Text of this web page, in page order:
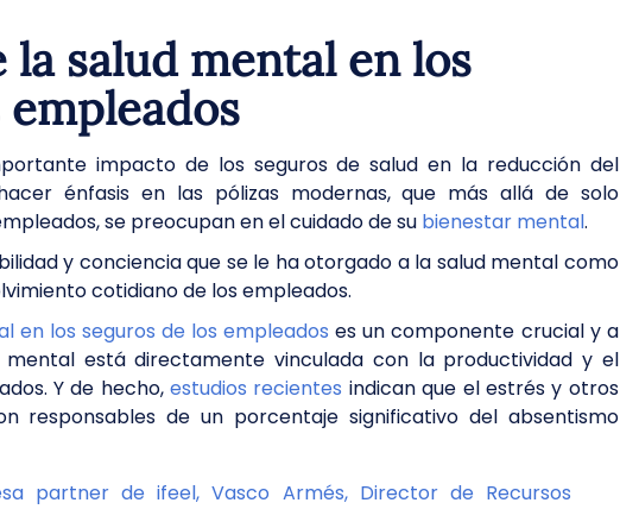
salud mental en los
impacto de los seguros de salud en la reducción del
énfasis en las pólizas modernas, que más allá de solo
se preocupan en el cuidado de su bienestar mental.
y conciencia que se le ha otorgado a la salud mental como
cotidiano de los empleados.
en los seguros de los empleados es un componente crucial y a
mental está directamente vinculada con la productividad y el
Y de hecho,estudios recientes indican que el estrés y otros
responsables de un porcentaje significativo del absentismo
partner de ifeel, Vasco Armés, Director de Recursos